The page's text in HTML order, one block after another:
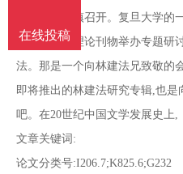
读
介
稿
指
南
邮
箱
投
在
线
联
常熟沙家浜镇召开。复旦大学的
的一家文学理论刊物举办专题研
法。那是一个向林建法兄致敬的
即将推出的林建法研究专辑,也
吧。在20世纪中国文学发展史上,
文章关键词:
论文分类号:I206.7;K825.6;G232
在线投稿